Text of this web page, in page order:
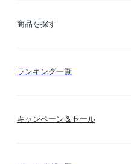
ご利用ガイド
商品を探す
カテゴリー検索
ランキング一覧
キャンペーン＆セール